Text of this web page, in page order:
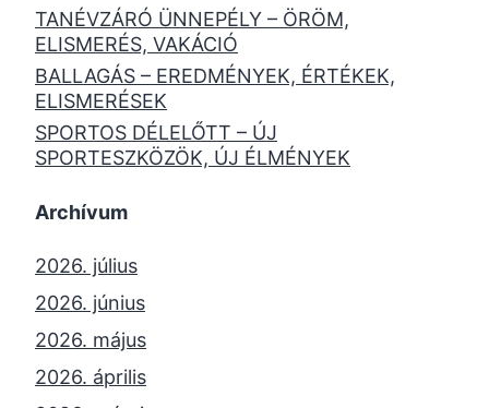
TANÉVZÁRÓ ÜNNEPÉLY – ÖRÖM,
ELISMERÉS, VAKÁCIÓ
BALLAGÁS – EREDMÉNYEK, ÉRTÉKEK,
ELISMERÉSEK
SPORTOS DÉLELŐTT – ÚJ
SPORTESZKÖZÖK, ÚJ ÉLMÉNYEK
Archívum
2026. július
2026. június
2026. május
2026. április